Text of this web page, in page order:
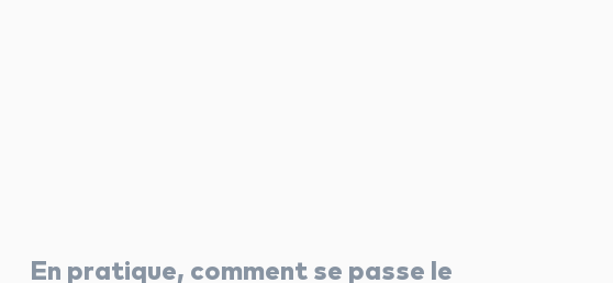
En pratique, comment se passe le